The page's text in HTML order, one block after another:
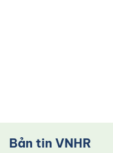
Bản tin VNHR